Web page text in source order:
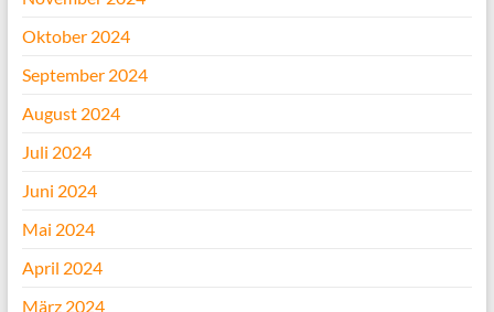
Oktober 2024
September 2024
August 2024
Juli 2024
Juni 2024
Mai 2024
April 2024
März 2024